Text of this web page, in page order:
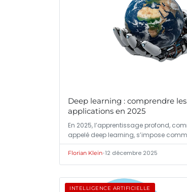
Deep learning : comprendre
applications en 2025
En 2025, l’apprentissage profond,
appelé deep learning, s’impose
Florian Klein•12 décembre 2025
INTELLIGENCE ARTIFICIELLE